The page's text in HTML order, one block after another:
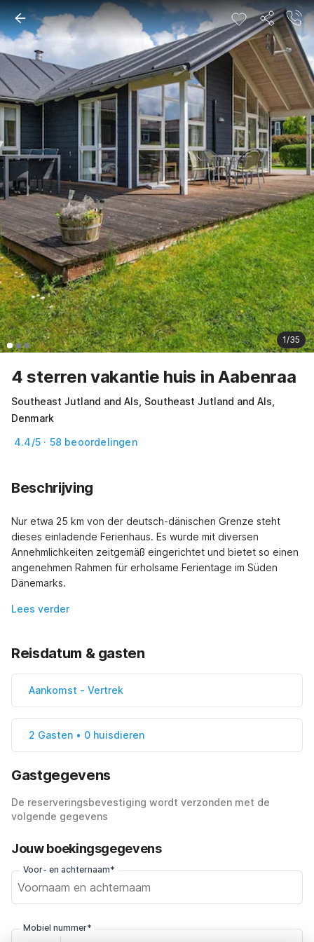
1/35
4 sterren vakantie huis in Aabenraa
Southeast Jutland and Als, Southeast Jutland and Als,
Denmark
4.4/5 · 58 beoordelingen
Beschrijving
Nur etwa 25 km von der deutsch-dänischen Grenze steht
dieses einladende Ferienhaus. Es wurde mit diversen
Annehmlichkeiten zeitgemäß eingerichtet und bietet so einen
angenehmen Rahmen für erholsame Ferientage im Süden
Dänemarks.
Lees verder
Reisdatum & gasten
Aankomst - Vertrek
2 Gasten • 0 huisdieren
Gastgegevens
De reserveringsbevestiging wordt verzonden met de
volgende gegevens
Jouw boekingsgegevens
Voor- en achternaam*
Mobiel nummer*